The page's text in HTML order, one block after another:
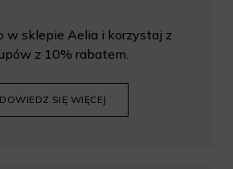
w sklepie Aelia i korzystaj z
z 10% rabatem.
DOWIEDZ SIĘ WIĘCEJ